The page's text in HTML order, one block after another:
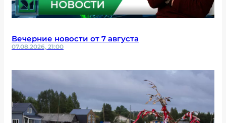
Вечерние новости от 7 августа
07.08.2026, 21:00